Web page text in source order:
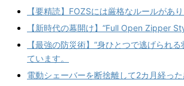
【要精読】FOZSには厳格なルールがあ
【新時代の幕開け】“Full Open Zipper
【最強の防災術】“身ひとつで逃げられる
ています。
電動シェーバーを断捨離して2カ月経っ